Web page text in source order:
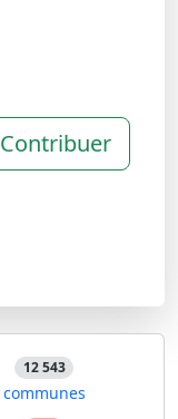
Contribuer
12 543
communes